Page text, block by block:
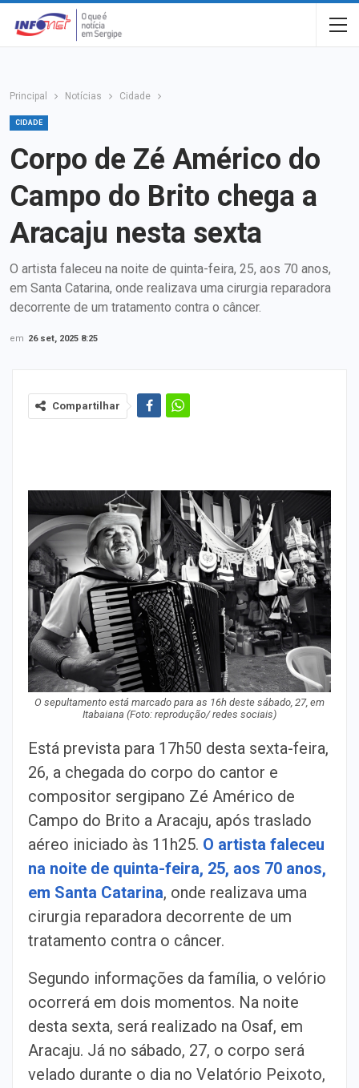
Principal Notícias Cidade
CIDADE
Corpo de Zé Américo do
Campo do Brito chega a
Aracaju nesta sexta
O artista faleceu na noite de quinta-feira, 25, aos 70 anos,
em Santa Catarina, onde realizava uma cirurgia reparadora
decorrente de um tratamento contra o câncer.
em 26 set, 2025 8:25
Compartilhar
O sepultamento está marcado para as 16h deste sábado, 27, em
Itabaiana (Foto: reprodução/ redes sociais)
Está prevista para 17h50 desta sexta-feira,
26, a chegada do corpo do cantor e
compositor sergipano Zé Américo de
Campo do Brito a Aracaju, após traslado
aéreo iniciado às 11h25. O artista faleceu
na noite de quinta-feira, 25, aos 70 anos,
em Santa Catarina, onde realizava uma
cirurgia reparadora decorrente de um
tratamento contra o câncer.
Segundo informações da família, o velório
ocorrerá em dois momentos. Na noite
desta sexta, será realizado na Osaf, em
Aracaju. Já no sábado, 27, o corpo será
velado durante o dia no Velatório Peixoto,